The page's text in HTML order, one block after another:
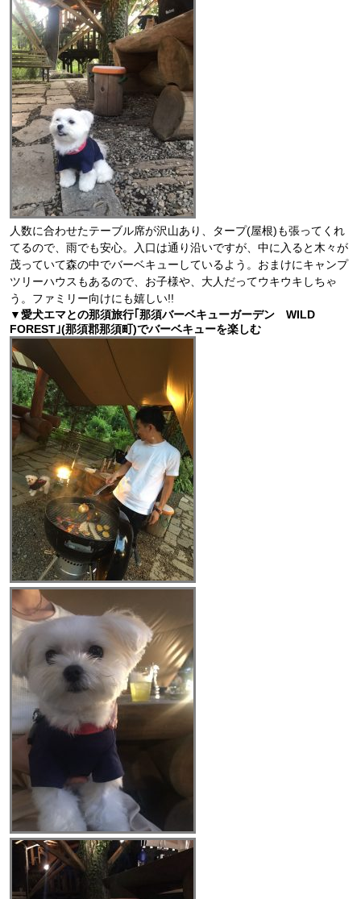
人数に合わせたテーブル席が沢山あり、タープ(屋根)も張ってくれ
てるので、雨でも安心。入口は通り沿いですが、中に入ると木々が
茂っていて森の中でバーベキューしているよう。おまけにキャンプ
ツリーハウスもあるので、お子様や、大人だってウキウキしちゃ
う。ファミリー向けにも嬉しい!!
▼愛犬エマとの那須旅行｢那須バーベキューガーデン WILD
FOREST｣(那須郡那須町)でバーベキューを楽しむ